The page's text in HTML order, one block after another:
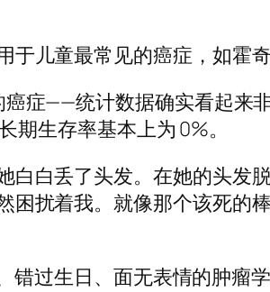
儿童最常见的癌症，如霍
症——统计数据确实看起来
期生存率基本上为 0%。
白丢了头发。在她的头发
扰着我。就像那个该死的棒
过生日、面无表情的肿瘤